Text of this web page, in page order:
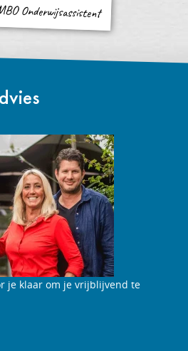
Onderwijsassistent
je klaar om je vrijblijvend te